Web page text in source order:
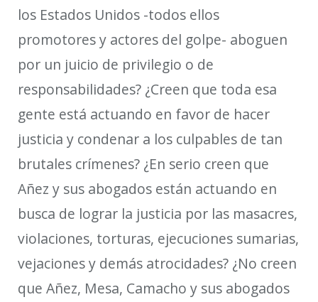
los Estados Unidos -todos ellos
promotores y actores del golpe- aboguen
por un juicio de privilegio o de
responsabilidades? ¿Creen que toda esa
gente está actuando en favor de hacer
justicia y condenar a los culpables de tan
brutales crímenes? ¿En serio creen que
Añez y sus abogados están actuando en
busca de lograr la justicia por las masacres,
violaciones, torturas, ejecuciones sumarias,
vejaciones y demás atrocidades? ¿No creen
que Añez, Mesa, Camacho y sus abogados